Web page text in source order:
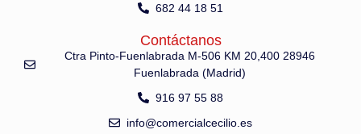
682 44 18 51
Contáctanos
Ctra Pinto-Fuenlabrada M-506 KM 20,400 28946
Fuenlabrada (Madrid)
916 97 55 88
info@comercialcecilio.es